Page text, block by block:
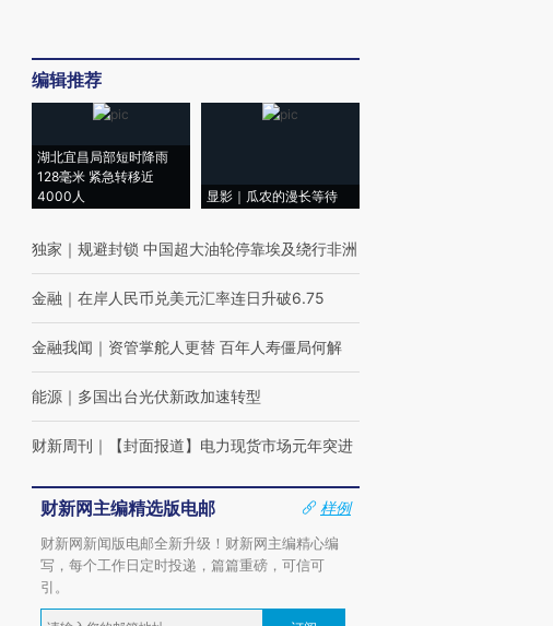
编辑推荐
湖北宜昌局部短时降雨
128毫米 紧急转移近
4000人
显影｜瓜农的漫长等待
独家 ｜ 规避封锁 中国超大油轮停靠埃及绕行非洲
金融 ｜ 在岸人民币兑美元汇率连日升破6.75
金融我闻 ｜ 资管掌舵人更替 百年人寿僵局何解
能源 ｜ 多国出台光伏新政加速转型
财新周刊 ｜ 【封面报道】电力现货市场元年突进
财新网主编精选版电邮
样例
财新网新闻版电邮全新升级！财新网主编精心编
写，每个工作日定时投递，篇篇重磅，可信可
引。